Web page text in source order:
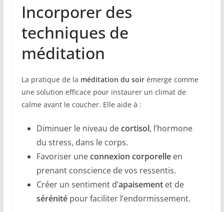
Incorporer des
techniques de
méditation
La pratique de la méditation du soirémerge comme
une solution efficace pour instaurer un climat de
calme avant le coucher. Elle aide à :
Diminuer le niveau decortisol, l’hormone
du stress, dans le corps.
Favoriser uneconnexion corporelleen
prenant conscience de vos ressentis.
Créer un sentiment d’apaisementet de
sérénitépour faciliter l’endormissement.